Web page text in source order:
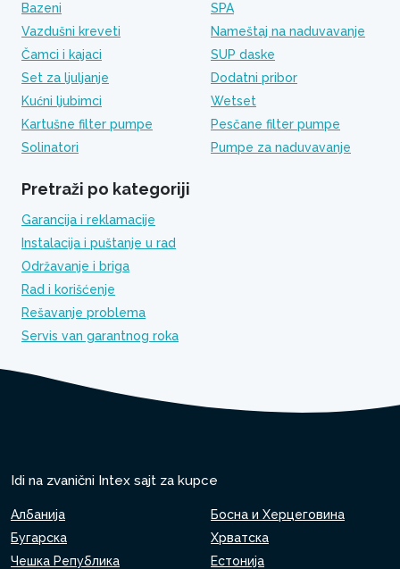
Bazeni
SPA
Vazdušni kreveti
Nameštaj na naduvavanje
Čamci i kajaci
SUP daske
Set za ljuljanje
Dodatni pribor
Kućni ljubimci
Wetset
Kartušne filter pumpe
Pesčane filter pumpe
Solinatori
Pumpe za naduvavanje
Pretraži po kategoriji
Garancija i reklamacije
Instalacija i puštanje u rad
Održavanje i briga
Rad i korišćenje
Rešavanje problema
Servis van garantnog roka
Idi na zvanični Intex sajt za kupce
Албанија
Босна и Херцеговина
Бугарска
Хрватска
Чешка Република
Естонија